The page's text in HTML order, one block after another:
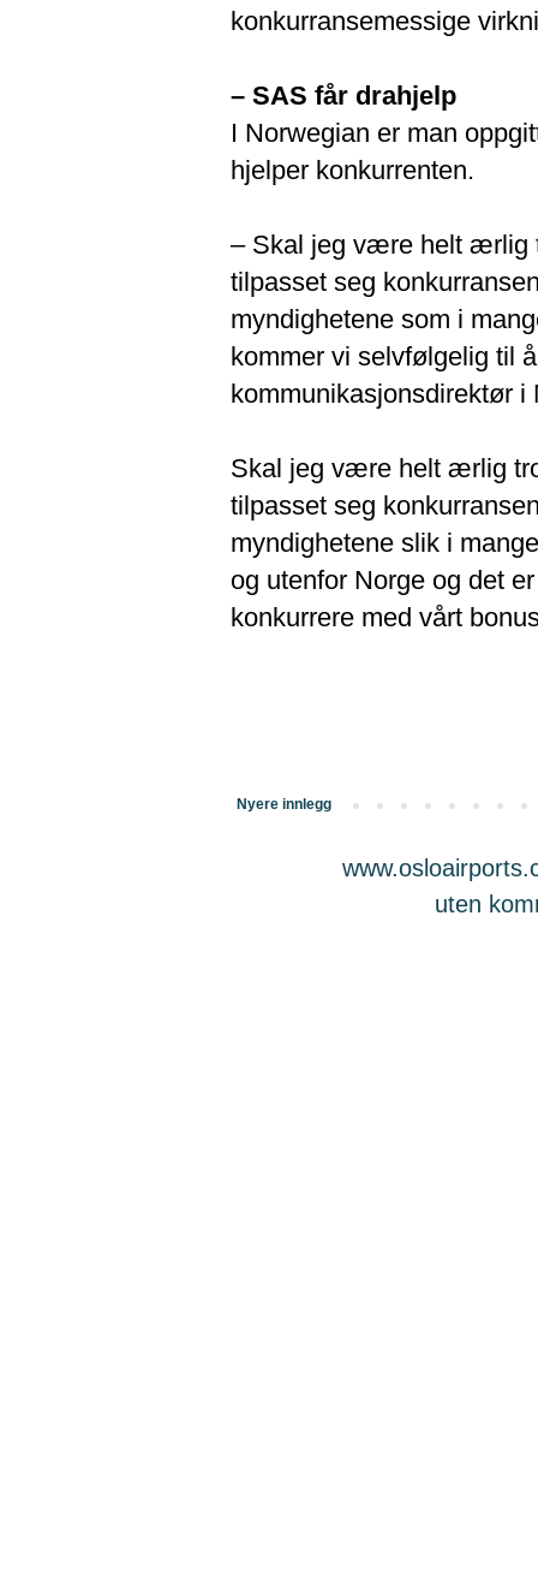
konkurransemessige
– SAS får drahjelp
I Norwegian er man
hjelper konkurrenten.
– Skal jeg være helt ærlig
tilpasset seg
myndighetene som i
kommer vi selvfølgelig til
kommunikasjonsdirektør
Skal jeg være helt ærlig
tilpasset seg
myndighetene slik i
og utenfor Norge og det
konkurrere med vårt
Nyere innlegg
uten